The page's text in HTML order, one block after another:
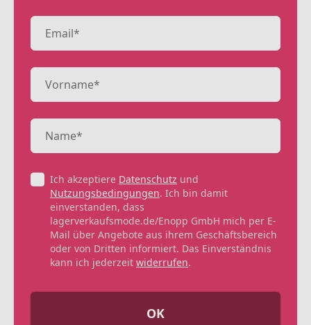
Ich akzeptiere Datenschutz und
Nutzungsbedingungen. Ich bin damit
einverstanden, dass
lagerverkaufsmode.de/Enopp GmbH mich per E-
Mail über Angebote aus ihrem Geschäftsbereich
oder von Dritten informiert. Das Einverständnis
kann ich jederzeit widerrufen.
OK